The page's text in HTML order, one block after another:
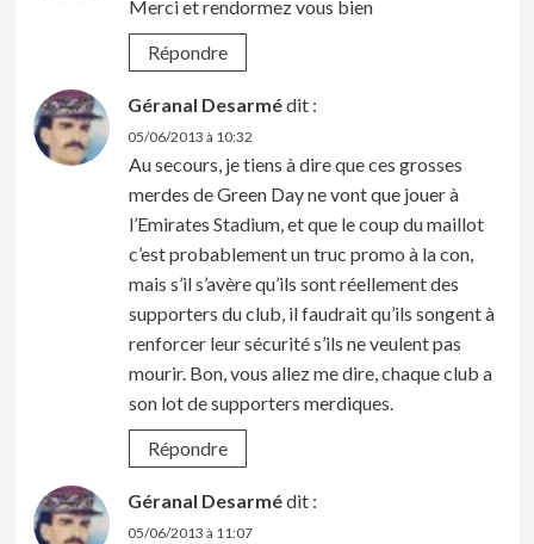
Merci et rendormez vous bien
Répondre
Géranal Desarmédit :
05/06/2013 à 10:32
Au secours, je tiens à dire que ces grosses
merdes de Green Day ne vont que jouer à
l’Emirates Stadium, et que le coup du maillot
c’est probablement un truc promo à la con,
mais s’il s’avère qu’ils sont réellement des
supporters du club, il faudrait qu’ils songent à
renforcer leur sécurité s’ils ne veulent pas
mourir. Bon, vous allez me dire, chaque club a
son lot de supporters merdiques.
Répondre
Géranal Desarmédit :
05/06/2013 à 11:07